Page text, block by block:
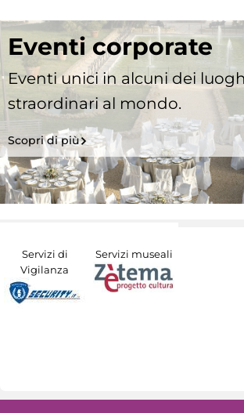
Eventi corporate
Eventi unici in alcuni dei
straordinari al mondo.
Scopri di più
Servizi di
Vigilanza
Servizi museali